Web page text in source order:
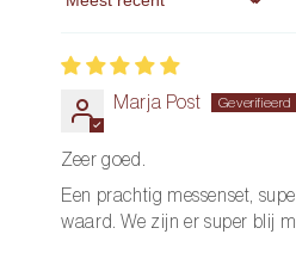
Sort by
Marja Post
Zeer goed.
Een prachtig messenset,
waard. We zijn er super blij